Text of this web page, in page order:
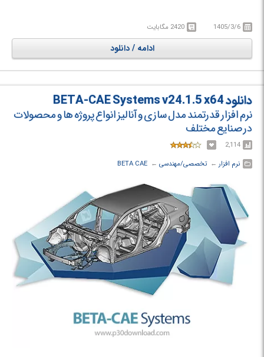
1405/3/6 2420 مگابایت
ادامه / دانلود
دانلود BETA-CAE Systems v24.1.5 x64
نرم افزار قدرتمند مدل سازی و آنالیز انواع پروژه ها و محصولات
در صنایع مختلف
2,114
نرم افزار ← ‏تخصصی/مهندسی ← ‏
BETA CAE